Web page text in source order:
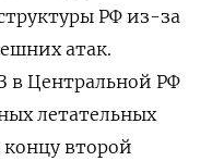
РФ из-за
атак.
в Центральной РФ
летательных
второй